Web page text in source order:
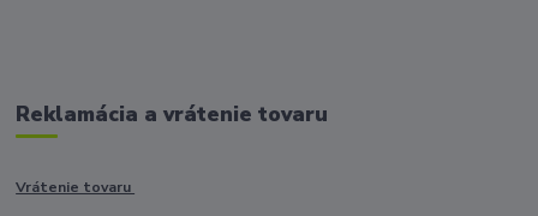
Reklamácia a vrátenie tovaru
Vrátenie tovaru